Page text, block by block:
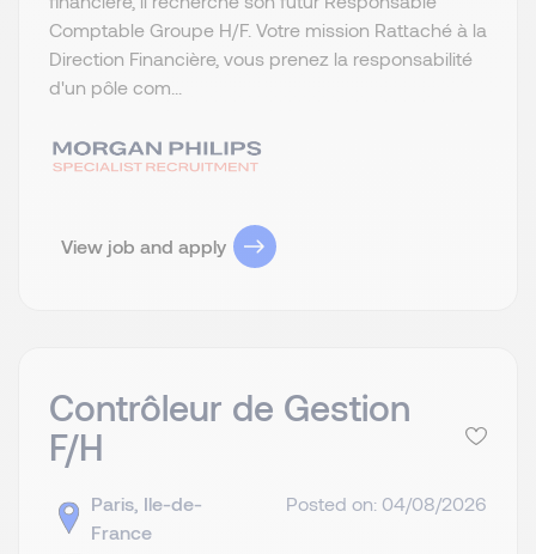
Comptable Groupe H/F. Votre mission Rattaché à la
Direction Financière, vous prenez la responsabilité
d'un pôle com...
View job and apply
Contrôleur de Gestion
F/H
Paris, Ile-de-
France
Posted on: 04/08/2026